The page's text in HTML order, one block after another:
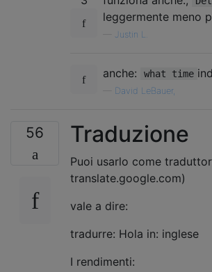
leggermente meno
Justin L.
anche: what time
David LeBauer,
56 Traduzione
Puoi usarlo come
translate.google.com)
vale a dire:
tradurre: Hola in: inglese
I rendimenti: